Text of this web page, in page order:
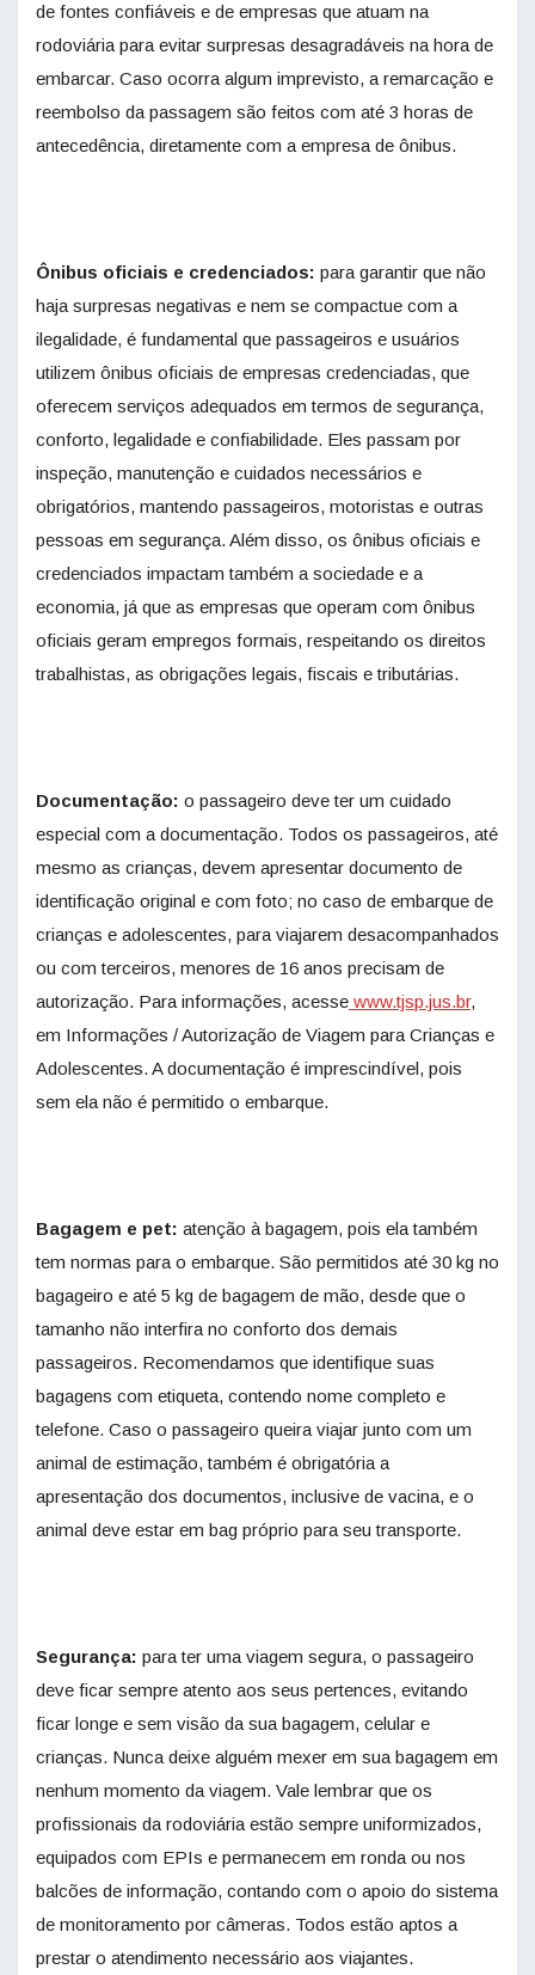
de fontes confiáveis e de empresas que atuam na
rodoviária para evitar surpresas desagradáveis na hora de
embarcar. Caso ocorra algum imprevisto, a remarcação e
reembolso da passagem são feitos com até 3 horas de
antecedência, diretamente com a empresa de ônibus.
Ônibus oficiais e credenciados: para garantir que não
haja surpresas negativas e nem se compactue com a
ilegalidade, é fundamental que passageiros e usuários
utilizem ônibus oficiais de empresas credenciadas, que
oferecem serviços adequados em termos de segurança,
conforto, legalidade e confiabilidade. Eles passam por
inspeção, manutenção e cuidados necessários e
obrigatórios, mantendo passageiros, motoristas e outras
pessoas em segurança. Além disso, os ônibus oficiais e
credenciados impactam também a sociedade e a
economia, já que as empresas que operam com ônibus
oficiais geram empregos formais, respeitando os direitos
trabalhistas, as obrigações legais, fiscais e tributárias.
Documentação: o passageiro deve ter um cuidado
especial com a documentação. Todos os passageiros, até
mesmo as crianças, devem apresentar documento de
identificação original e com foto; no caso de embarque de
crianças e adolescentes, para viajarem desacompanhados
ou com terceiros, menores de 16 anos precisam de
autorização. Para informações, acesse www.tjsp.jus.br,
em Informações / Autorização de Viagem para Crianças e
Adolescentes. A documentação é imprescindível, pois
sem ela não é permitido o embarque.
Bagagem e pet: atenção à bagagem, pois ela também
tem normas para o embarque. São permitidos até 30 kg no
bagageiro e até 5 kg de bagagem de mão, desde que o
tamanho não interfira no conforto dos demais
passageiros. Recomendamos que identifique suas
bagagens com etiqueta, contendo nome completo e
telefone. Caso o passageiro queira viajar junto com um
animal de estimação, também é obrigatória a
apresentação dos documentos, inclusive de vacina, e o
animal deve estar em bag próprio para seu transporte.
Segurança: para ter uma viagem segura, o passageiro
deve ficar sempre atento aos seus pertences, evitando
ficar longe e sem visão da sua bagagem, celular e
crianças. Nunca deixe alguém mexer em sua bagagem em
nenhum momento da viagem. Vale lembrar que os
profissionais da rodoviária estão sempre uniformizados,
equipados com EPIs e permanecem em ronda ou nos
balcões de informação, contando com o apoio do sistema
de monitoramento por câmeras. Todos estão aptos a
prestar o atendimento necessário aos viajantes.